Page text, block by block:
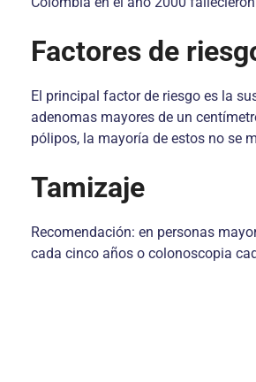
Factores de
El principal factor de riesgo es la
adenomas mayores de un
pólipos, la mayoría de estos no se
Tamizaje
Recomendación: en personas
cada cinco años o colonoscopia